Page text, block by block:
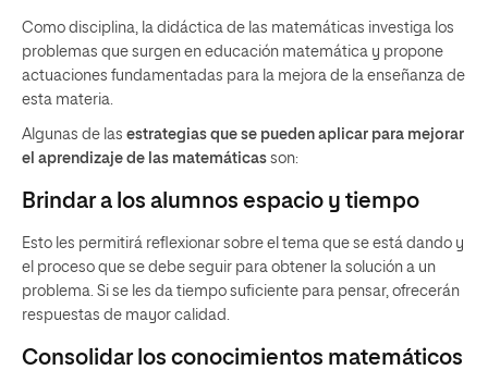
Como disciplina, la didáctica de las matemáticas investiga los
problemas que surgen en educación matemática y propone
actuaciones fundamentadas para la mejora de la enseñanza de
esta materia.
Algunas de las estrategias que se pueden aplicar para mejorar
el aprendizaje de las matemáticas son:
Brindar a los alumnos espacio y tiempo
Esto les permitirá reflexionar sobre el tema que se está dando y
el proceso que se debe seguir para obtener la solución a un
problema. Si se les da tiempo suficiente para pensar, ofrecerán
respuestas de mayor calidad.
Consolidar los conocimientos matemáticos